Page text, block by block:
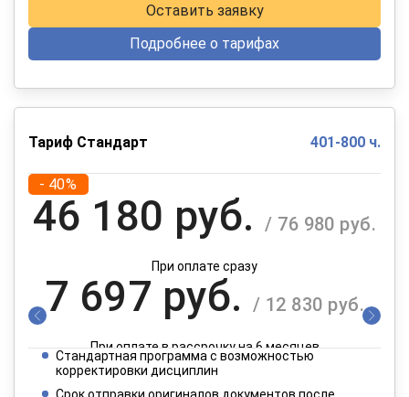
Оставить заявку
Подробнее о тарифах
Тариф Стандарт 401-800 ч.
- 40%
46 180 руб. / 76 980 руб.
При оплате сразу
7 697 руб. / 12 830 руб.
При оплате в рассрочку на 6 месяцев
3 849 руб.
Стандартная программа с возможностью
корректировки дисциплин
Срок отправки оригиналов документов после